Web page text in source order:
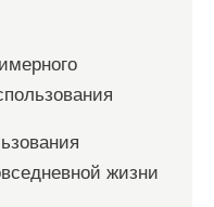
жизни